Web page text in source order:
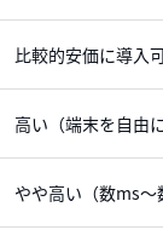
比較的安価に導入
高い（端末を自由
やや高い（数ms～